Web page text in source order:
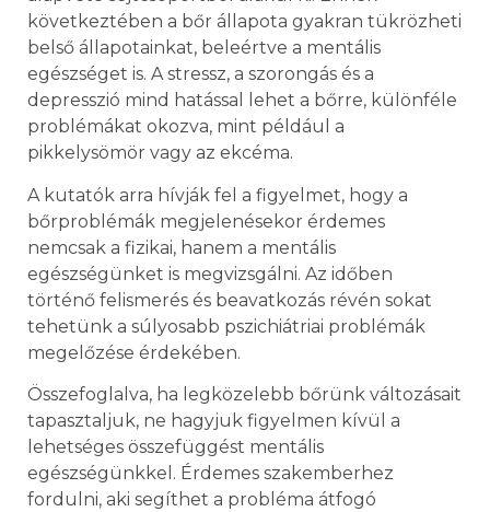
következtében a bőr állapota gyakran tükrözheti
belső állapotainkat, beleértve a mentális
egészséget is. A stressz, a szorongás és a
depresszió mind hatással lehet a bőrre, különféle
problémákat okozva, mint például a
pikkelysömör vagy az ekcéma.
A kutatók arra hívják fel a figyelmet, hogy a
bőrproblémák megjelenésekor érdemes
nemcsak a fizikai, hanem a mentális
egészségünket is megvizsgálni. Az időben
történő felismerés és beavatkozás révén sokat
tehetünk a súlyosabb pszichiátriai problémák
megelőzése érdekében.
Összefoglalva, ha legközelebb bőrünk változásait
tapasztaljuk, ne hagyjuk figyelmen kívül a
lehetséges összefüggést mentális
egészségünkkel. Érdemes szakemberhez
fordulni, aki segíthet a probléma átfogó